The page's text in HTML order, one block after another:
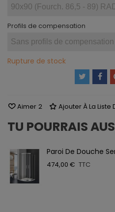
Profils de compensation
Rupture de stock
Aimer 2 Ajouter À La Liste
TU POURRAIS
Paroi De Douche
474,00 € TTC